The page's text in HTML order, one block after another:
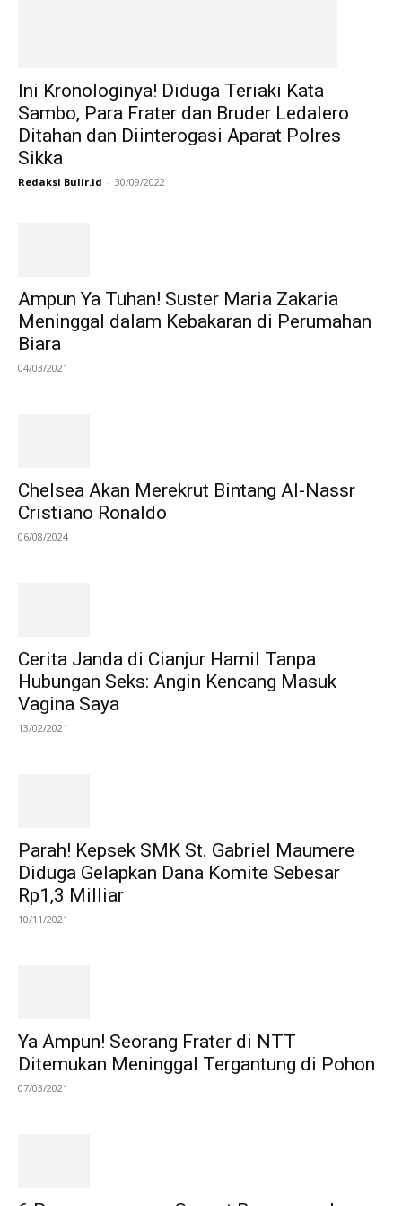
Ini Kronologinya! Diduga Teriaki Kata
Sambo, Para Frater dan Bruder Ledalero
Ditahan dan Diinterogasi Aparat Polres
Sikka
Redaksi Bulir.id - 30/09/2022
Ampun Ya Tuhan! Suster Maria Zakaria
Meninggal dalam Kebakaran di Perumahan
Biara
04/03/2021
Chelsea Akan Merekrut Bintang Al-Nassr
Cristiano Ronaldo
06/08/2024
Cerita Janda di Cianjur Hamil Tanpa
Hubungan Seks: Angin Kencang Masuk
Vagina Saya
13/02/2021
Parah! Kepsek SMK St. Gabriel Maumere
Diduga Gelapkan Dana Komite Sebesar
Rp1,3 Milliar
10/11/2021
Ya Ampun! Seorang Frater di NTT
Ditemukan Meninggal Tergantung di Pohon
07/03/2021